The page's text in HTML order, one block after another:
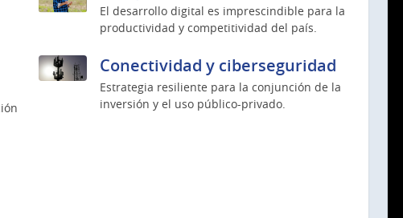
El desarrollo digital es imprescindible para la
productividad y competitividad del país.
Conectividad y ciberseguridad
Estrategia resiliente para la conjunción de la
inversión y el uso público-privado.